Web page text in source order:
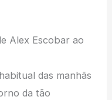
Alex Escobar ao
das manhãs
da tão